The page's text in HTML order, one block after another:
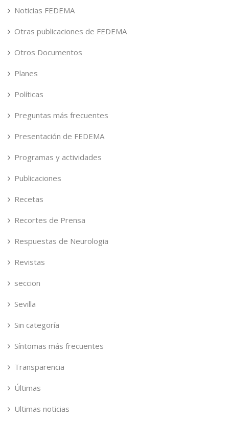
Noticias FEDEMA
Otras publicaciones de FEDEMA
Otros Documentos
Planes
Políticas
Preguntas más frecuentes
Presentación de FEDEMA
Programas y actividades
Publicaciones
Recetas
Recortes de Prensa
Respuestas de Neurologia
Revistas
seccion
Sevilla
Sin categoría
Síntomas más frecuentes
Transparencia
Últimas
Ultimas noticias